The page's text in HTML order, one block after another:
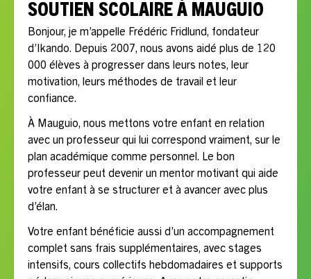
SOUTIEN SCOLAIRE À MAUGUIO
Bonjour, je m’appelle Frédéric Fridlund, fondateur
d’Ikando. Depuis 2007, nous avons aidé plus de 120
000 élèves à progresser dans leurs notes, leur
motivation, leurs méthodes de travail et leur
confiance.
À Mauguio, nous mettons votre enfant en relation
avec un professeur qui lui correspond vraiment, sur le
plan académique comme personnel. Le bon
professeur peut devenir un mentor motivant qui aide
votre enfant à se structurer et à avancer avec plus
d’élan.
Votre enfant bénéficie aussi d’un accompagnement
complet sans frais supplémentaires, avec stages
intensifs, cours collectifs hebdomadaires et supports